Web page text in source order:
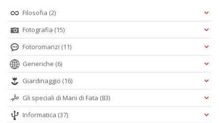
Filosofia (2)
Fotografia (15)
Fotoromanzi (11)
Generiche (6)
Giardinaggio (16)
Gli speciali di Mani di Fata (83)
Informatica (37)